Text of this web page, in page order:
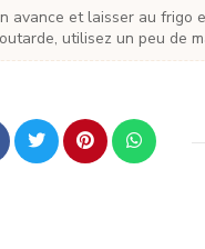
utilisez un peu de